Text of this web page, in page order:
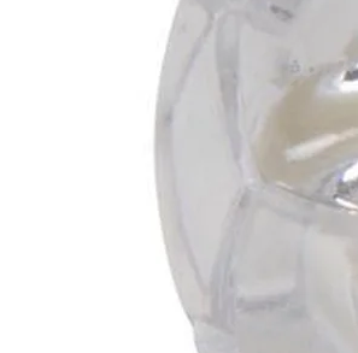
aux mineurs de moins de 18 ans
des offres et promotions
Auchan 2026 © Tous droits